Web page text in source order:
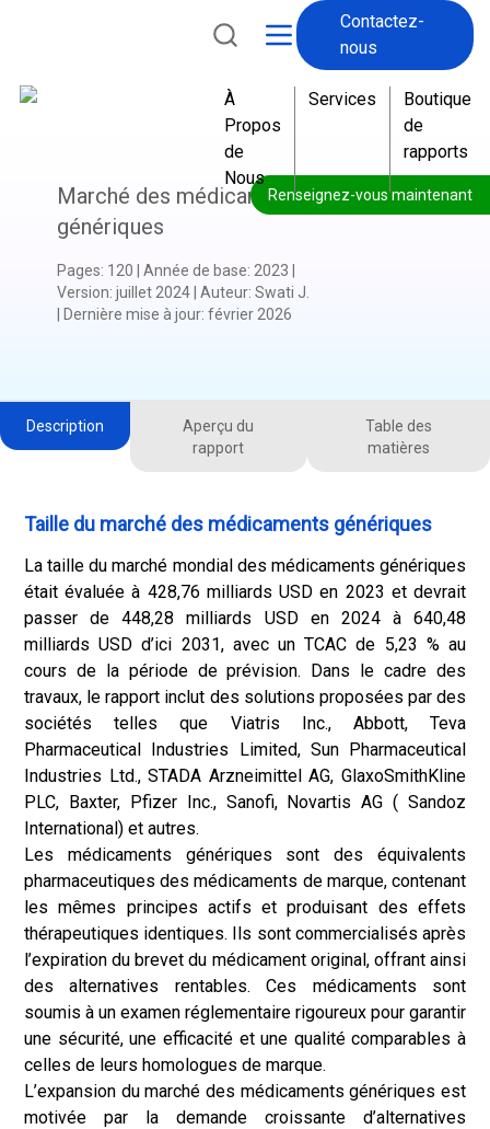
Contactez-
nous
À
Propos
de
Nous
Services
Boutique
de
rapports
Renseignez-vous maintenant
Marché des médicaments
génériques
Pages: 120 Année de base: 2023
Version: juillet 2024| Auteur: Swati J.
Dernière mise à jour: février 2026
Description
Aperçu du
rapport
Table des
matières
Taille du marché des médicaments génériques
La taille du marché mondial des médicaments génériques
était évaluée à 428,76 milliards USD en 2023 et devrait
passer de 448,28 milliards USD en 2024 à 640,48
milliards USD d’ici 2031, avec un TCAC de 5,23 % au
cours de la période de prévision. Dans le cadre des
travaux, le rapport inclut des solutions proposées par des
sociétés telles que Viatris Inc., Abbott, Teva
Pharmaceutical Industries Limited, Sun Pharmaceutical
Industries Ltd., STADA Arzneimittel AG, GlaxoSmithKline
PLC, Baxter, Pfizer Inc., Sanofi, Novartis AG ( Sandoz
International) et autres.
Les médicaments génériques sont des équivalents
pharmaceutiques des médicaments de marque, contenant
les mêmes principes actifs et produisant des effets
thérapeutiques identiques. Ils sont commercialisés après
l’expiration du brevet du médicament original, offrant ainsi
des alternatives rentables. Ces médicaments sont
soumis à un examen réglementaire rigoureux pour garantir
une sécurité, une efficacité et une qualité comparables à
celles de leurs homologues de marque.
L’expansion du marché des médicaments génériques est
motivée par la demande croissante d’alternatives